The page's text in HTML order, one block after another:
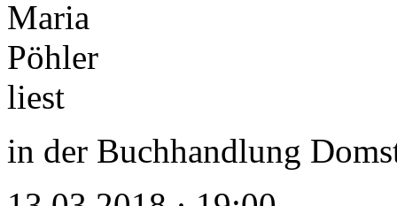
in der Buchhandlung